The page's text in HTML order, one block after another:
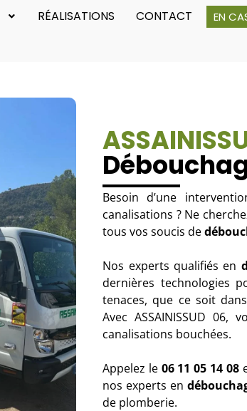
RÉALISATIONS CONTACT EN
Besoin d’une
canalisations ? Ne
tous vos soucis de
Nos experts qualifiés en
dernières technologies
tenaces, que ce soit
Avec ASSAINISSUD
canalisations bouchées.
Appelez le 06 11 05 14 08
nos experts en
de plomberie.